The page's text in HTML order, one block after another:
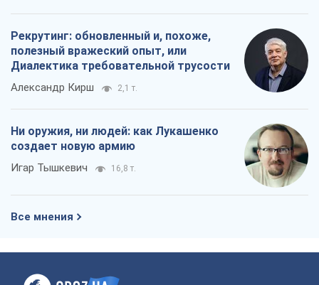
Рекрутинг: обновленный и, похоже,
полезный вражеский опыт, или
Диалектика требовательной трусости
Александр Кирш 2,1 т.
Ни оружия, ни людей: как Лукашенко
создает новую армию
Игар Тышкевич 16,8 т.
Все мнения